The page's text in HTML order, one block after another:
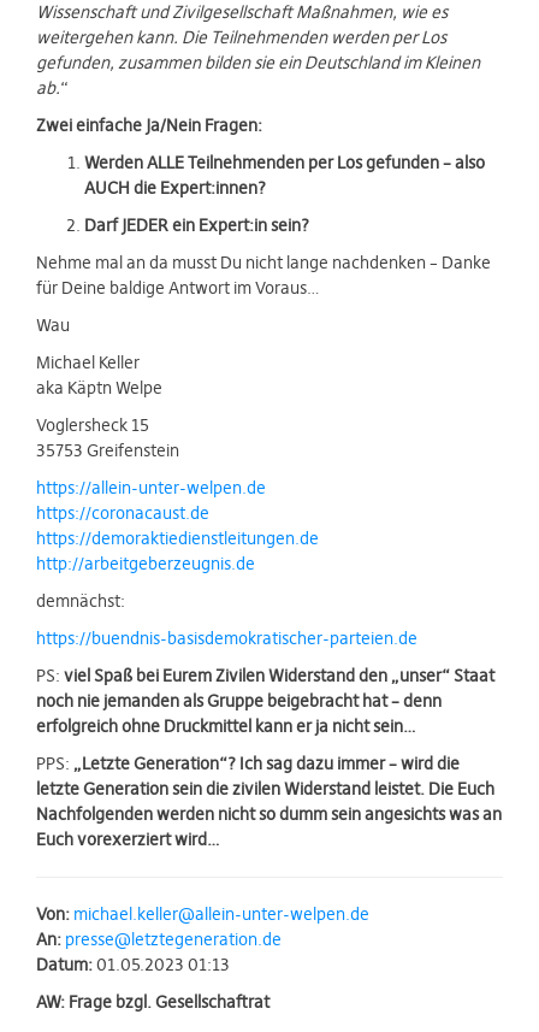
Wissenschaft und Zivilgesellschaft Maßnahmen, wie es
weitergehen kann. Die Teilnehmenden werden per Los
gefunden, zusammen bilden sie ein Deutschland im Kleinen
ab.“
Zwei einfache Ja/Nein Fragen:
Werden ALLE Teilnehmenden per Los gefunden – also
AUCH die Expert:innen?
Darf JEDER ein Expert:in sein?
Nehme mal an da musst Du nicht lange nachdenken – Danke
für Deine baldige Antwort im Voraus…
Wau
Michael Keller
aka Käptn Welpe
Voglersheck 15
35753 Greifenstein
https://allein-unter-welpen.de
https://coronacaust.de
https://demoraktiedienstleitungen.de
http://arbeitgeberzeugnis.de
demnächst:
https://buendnis-basisdemokratischer-parteien.de
PS: viel Spaß bei Eurem Zivilen Widerstand den „unser“ Staat
noch nie jemanden als Gruppe beigebracht hat – denn
erfolgreich ohne Druckmittel kann er ja nicht sein…
PPS: „Letzte Generation“? Ich sag dazu immer – wird die
letzte Generation sein die zivilen Widerstand leistet. Die Euch
Nachfolgenden werden nicht so dumm sein angesichts was an
Euch vorexerziert wird…
Von: michael.keller@allein-unter-welpen.de
An: presse@letztegeneration.de
Datum:01.05.2023 01:13
AW: Frage bzgl. Gesellschaftrat